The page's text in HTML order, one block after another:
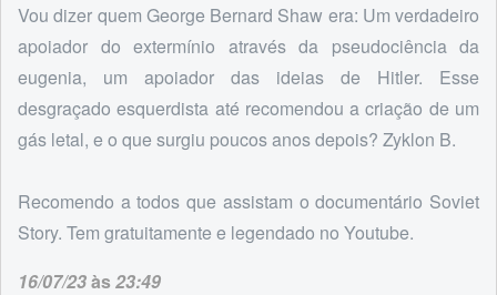
Vou dizer quem George Bernard Shaw era: Um verdadeiro
apoiador do extermínio através da pseudociência da
eugenia, um apoiador das ideias de Hitler. Esse
desgraçado esquerdista até recomendou a criação de um
gás letal, e o que surgiu poucos anos depois? Zyklon B.
Recomendo a todos que assistam o documentário Soviet
Story. Tem gratuitamente e legendado no Youtube.
16/07/23às23:49